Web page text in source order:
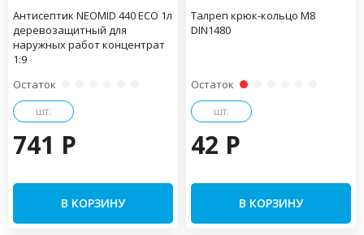
Антисептик NEOMID 440 ECO 1л
деревозащитный для
наружных работ концентрат
1:9
Остаток
шт.
741 P
В КОРЗИНУ
Талреп крюк-кольцо М8
DIN1480
Остаток
шт.
42 P
В КОРЗИНУ